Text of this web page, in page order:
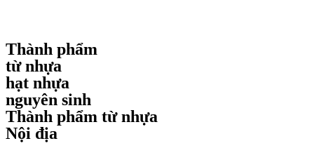
Thành phẩm
từ nhựa
hạt nhựa
nguyên sinh
Thành phẩm từ nhựa
Nội địa